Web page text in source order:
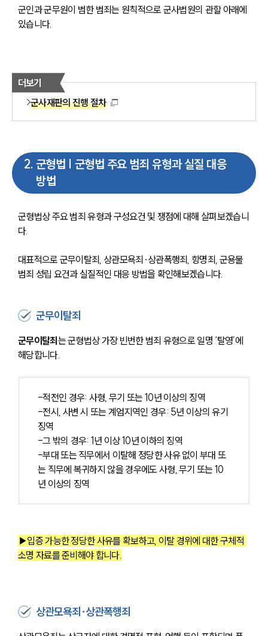
군인과 군무원이 범한 범죄는 원칙적으로 군사법원의 관할 아래에
있습니다.
더보기
군사재판의 진행 절차
2. 군형법 | 군형법 주요 범죄 유형과 실질 대응
방법
군형법상 주요 범죄 유형과 구성요건 및 쟁점에 대해 살펴보겠습니
다.
대표적으로 군무이탈죄, 상관모욕죄∙상관폭행죄, 항명죄, 군용물
범죄 성립 요건과 실질적인 대응 방법을 확인해보겠습니다.
군무이탈죄
군무이탈죄 는 군형법상 가장 빈번한 범죄 유형으로 일명 ‘탈영’에
해당합니다.
-적전인 경우: 사형, 무기 또는 10년 이상의 징역
-전시, 사변 시 또는 계엄지역인 경우: 5년 이상의 유기
징역
-그 밖의 경우: 1년 이상 10년 이하의 징역
-부대 또는 직무에서 이탈해 정당한 사유 없이 부대 또
는 직무에 복귀하지 않을 경우에도 사형, 무기 또는 10
년 이상의 징역
▶입증 가능한 정당한 사유를 확보하고, 이탈 경위에 대한 구체적
소명 자료를 준비해야 합니다.
상관모욕죄∙상관폭행죄